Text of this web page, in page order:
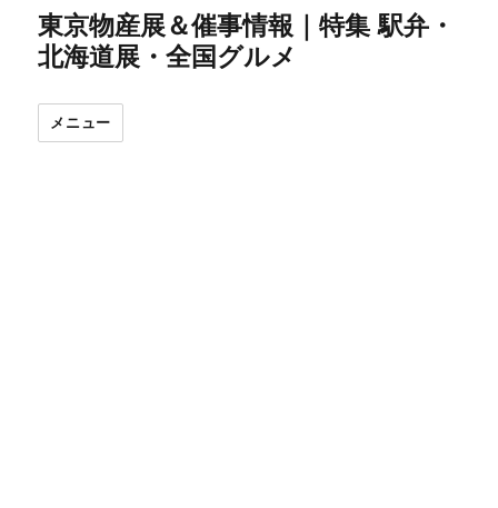
東京物産展＆催事情報｜特集 駅弁・
北海道展・全国グルメ
メニュー